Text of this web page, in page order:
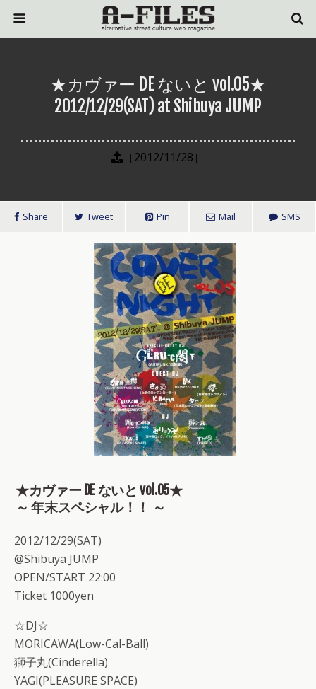
★カヴァー DE ないと vol.05★
2012/12/29(SAT) at Shibuya JUMP
［2012/11/28］
Share Tweet Pin Mail SMS
★カヴァー DE ないと vol.05★
～ 年末スペシャル！！ ～
2012/12/29(SAT)
@Shibuya JUMP
OPEN/START 22:00
Ticket 1000yen
☆DJ☆
MORICAWA(Low-Cal-Ball)
獅子丸(Cinderella)
YAGI(PLEASURE SPACE)